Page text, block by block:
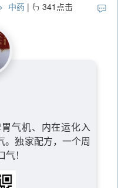
中药 341 点击
气机、内在运化入
。独家配方，一个周
！